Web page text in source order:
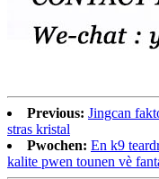
Previous: Jingcan
stras kristal
Pwochen: En k9
kalite pwen tounen vè